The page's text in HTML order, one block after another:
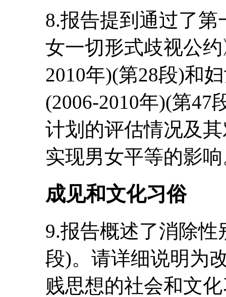
8.报告提到通过了
女一切形式歧视公
2010年)(第28段)和
(2006-2010年)(第47
计划的评估情况及
实现男女平等的影
成见和文化习俗
9.报告概述了消除性
段)。请详细说明为
贱思想的社会和文